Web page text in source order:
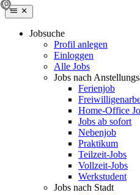
Jobsuche
Profil anlegen
Einloggen
Alle Jobs
Jobs nach
Ferienjob
Home-Office
Jobs ab sofort
Nebenjob
Praktikum
Teilzeit-Jobs
Vollzeit-Jobs
Werkstudent
Jobs nach Stadt